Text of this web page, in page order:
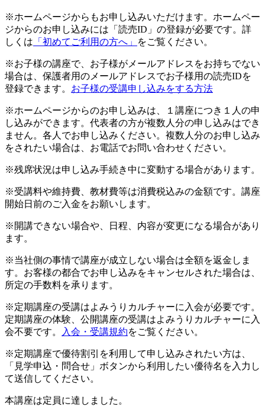
※ホームページからもお申し込みいただけます。ホームペー
ジからのお申し込みには「読売ID」の登録が必要です。詳
しくは 「初めてご利用の方へ」 をご覧ください。
※お子様の講座で、お子様がメールアドレスをお持ちでない
場合は、保護者用のメールアドレスでお子様用の読売IDを
登録できます。 お子様の受講申し込みをする方法
※ホームページからのお申し込みは、１講座につき１人の申
し込みができます。代表者の方が複数人分の申し込みはでき
ません。各人でお申し込みください。複数人分のお申し込み
をされたい場合は、お電話でお問い合わせください。
※残席状況は申し込み手続き中に変動する場合があります。
※受講料や維持費、教材費等は消費税込みの金額です。講座
開始日前のご入金をお願いします。
※開講できない場合や、日程、内容が変更になる場合があり
ます。
※当社側の事情で講座が成立しない場合は全額を返金しま
す。お客様の都合でお申し込みをキャンセルされた場合は、
所定の手数料を承ります。
※定期講座の受講はよみうりカルチャーに入会が必要です。
定期講座の体験、公開講座の受講はよみうりカルチャーに入
会不要です。
入会・受講規約をご覧ください。
※定期講座で優待割引を利用して申し込みされたい方は、
「見学申込・問合せ」ボタンから利用したい優待名を入力し
て送信してください。
本講座は定員に達しました。